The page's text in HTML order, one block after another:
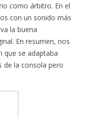
como árbitro. En el
con un sonido más
la buena
En resumen, nos
que se adaptaba
de la consola pero